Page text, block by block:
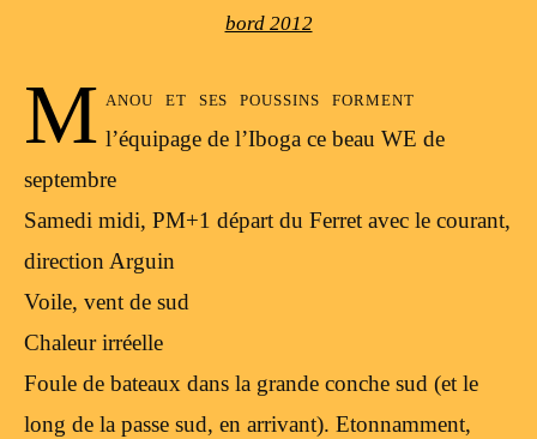
bord 2012
M anou et ses poussins forment
l’équipage de l’Iboga ce beau WE de
septembre
Samedi midi, PM+1 départ du Ferret avec le courant,
direction Arguin
Voile, vent de sud
Chaleur irréelle
Foule de bateaux dans la grande conche sud (et le
long de la passe sud, en arrivant). Etonnamment,